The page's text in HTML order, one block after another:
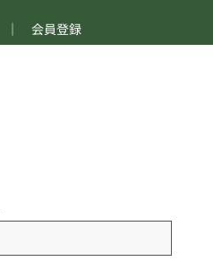
｜ 会員登録